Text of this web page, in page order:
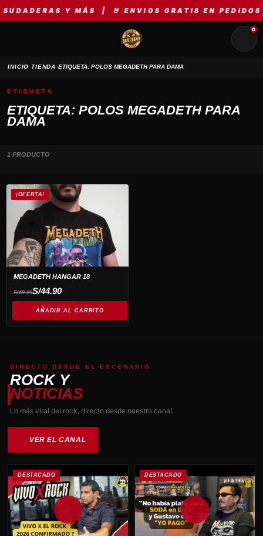
Y MÁS | 🤘 ENVIOS GRATIS EN
0
INICIO›TIENDA›ETIQUETA: POLOS MEGADETH PARA DAMA
ETIQUETA
ETIQUETA: POLOS MEGADETH PARA
DAMA
1 PRODUCTO
¡OFERTA!
MEGADETH HANGAR 18
S/49.99
El
precio
original
S/49.99.
S/44.90
El
precio
actual
S/44.90.
AÑADIR AL CARRITO
DIRECTO DESDE EL ESCENARIO
ROCK Y
NOTICIAS
Lo más viral del rock, directo desde nuestro canal.
VER EL CANAL
DESTACADO DESTACADO